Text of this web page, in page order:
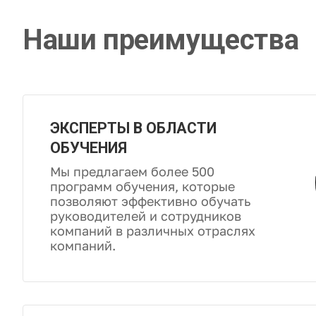
Наши преимущества
ЭКСПЕРТЫ В ОБЛАСТИ
ОБУЧЕНИЯ
Мы предлагаем более 500
программ обучения, которые
позволяют эффективно обучать
руководителей и сотрудников
компаний в различных отраслях
компаний.